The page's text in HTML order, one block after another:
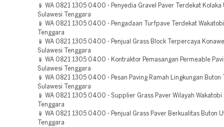
📱 WA 0821 1305 0400 - Penyedia Gravel Paver Terdekat Kolaka
Sulawesi Tenggara
📱 WA 0821 1305 0400 - Pengadaan Turfpave Terdekat
Tenggara
📱 WA 0821 1305 0400 - Penjual Grass Block Terpercaya
Sulawesi Tenggara
📱 WA 0821 1305 0400 - Kontraktor Pemasangan Permeable
Sulawesi Tenggara
📱 WA 0821 1305 0400 - Pesan Paving Ramah Lingkungan Buton
Sulawesi Tenggara
📱 WA 0821 1305 0400 - Supplier Grass Paver Wilayah Wakatobi
Tenggara
📱 WA 0821 1305 0400 - Penjual Grass Paver Berkualitas Buton
Tenggara